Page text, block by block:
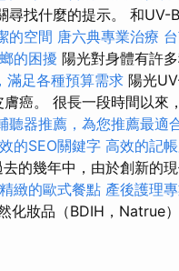
尋找什麼的提示。 和UV-
的空間 唐六典專業治療
的困擾 陽光對身體有許
足各種預算需求 陽光
癌。 很長一段時間以來
聽器推薦，為您推薦最適
的SEO關鍵字 高效的記
的幾年中，由於創新的
緻的歐式餐點 產後護理
化妝品（BDIH，Natrue）